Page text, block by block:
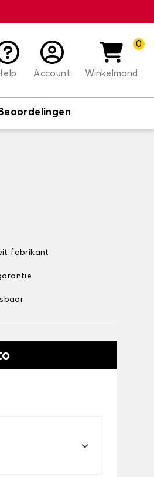
Account
0
Winkelmand
Beoordelingen
fabrikant